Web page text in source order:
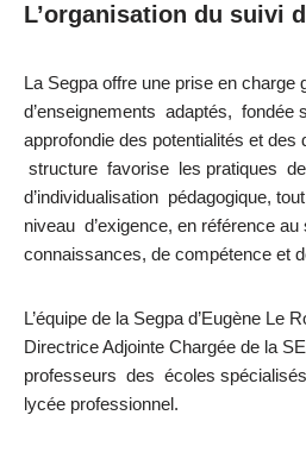
L’organisation du suivi
La Segpa offre une prise en charge
d’enseignements adaptés, fondée
approfondie des potentialités et des
structure favorise les pratiques
d’individualisation pédagogique,
niveau d’exigence, en référence
connaissances, de compétence et
L’équipe de la Segpa d’Eugène Le
Directrice Adjointe Chargée de la
professeurs des écoles
lycée professionnel.